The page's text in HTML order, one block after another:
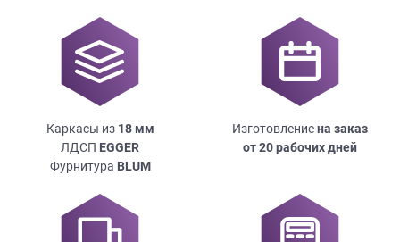
Каркасы из 18мм
ЛДСП EGGER
Фурнитура BLUM
Изготовлениена заказ
от 20 рабочих дней